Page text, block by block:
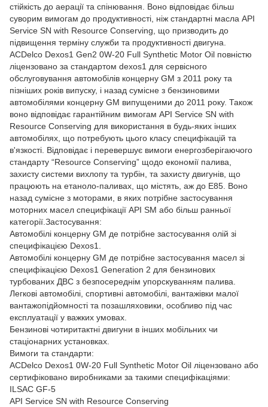
стійкість до аерації та спінювання. Воно відповідає більш
суворим вимогам до продуктивності, ніж стандартні масла API
Service SN with Resource Conserving, що призводить до
підвищення терміну служби та продуктивності двигуна.
ACDelco Dexos1 Gen2 0W-20 Full Synthetic Motor Oil повністю
ліцензовано за стандартом dexos1 для сервісного
обслуговування автомобілів концерну GM з 2011 року та
пізніших років випуску, і назад сумісне з бензиновими
автомобілями концерну GM випущеними до 2011 року. Також
воно відповідає гарантійним вимогам API Service SN with
Resource Conserving для використання в будь-яких інших
автомобілях, що потребують цього класу специфікацій та
в'язкості. Відповідає і перевершує вимоги енергозберігаючого
стандарту “Resource Conserving” щодо економії палива,
захисту системи вихлопу та турбін, та захисту двигунів, що
працюють на етаноло-паливах, що містять, аж до E85. Воно
назад сумісне з моторами, в яких потрібне застосування
моторних масел специфікації API SM або більш ранньої
категорії.Застосування:
Автомобілі концерну GM де потрібне застосування олій зі
специфікацією Dexos1.
Автомобілі концерну GM де потрібне застосування масел зі
специфікацією Dexos1 Generation 2 для бензинових
турбованих ДВС з безпосереднім упорскуванням палива.
Легкові автомобілі, спортивні автомобілі, вантажівки малої
вантажопідйомності та позашляховики, особливо під час
експлуатації у важких умовах.
Бензинові чотиритактні двигуни в інших мобільних чи
стаціонарних установках.
Вимоги та стандарти:
ACDelco Dexos1 0W-20 Full Synthetic Motor Oil ліцензовано або
сертифіковано виробниками за такими специфікаціями:
ILSAC GF-5
API Service SN with Resource Conserving